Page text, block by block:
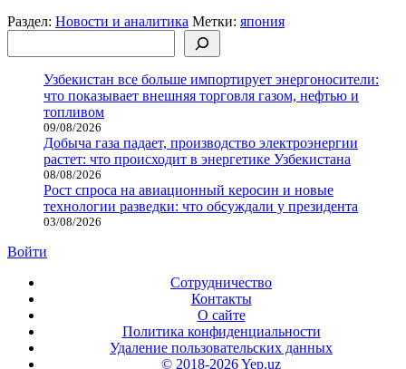
Раздел: Новости и аналитика Метки: япония
Узбекистан все больше импортирует энергоносители:
что показывает внешняя торговля газом, нефтью и
топливом
09/08/2026
Добыча газа падает, производство электроэнергии
растет: что происходит в энергетике Узбекистана
08/08/2026
Рост спроса на авиационный керосин и новые
технологии разведки: что обсуждали у президента
03/08/2026
Войти
Сотрудничество
Контакты
О сайте
Политика конфиденциальности
Удаление пользовательских данных
© 2018-2026 Yep.uz